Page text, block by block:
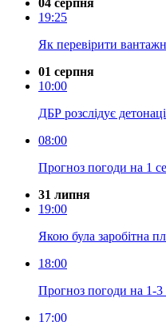
19:25
Як перевірити
01 серпня
10:00
ДБР розслідує
08:00
Прогноз погоди на 1
31 липня
19:00
Якою була заробітна
18:00
Прогноз погоди на 1-
17:00